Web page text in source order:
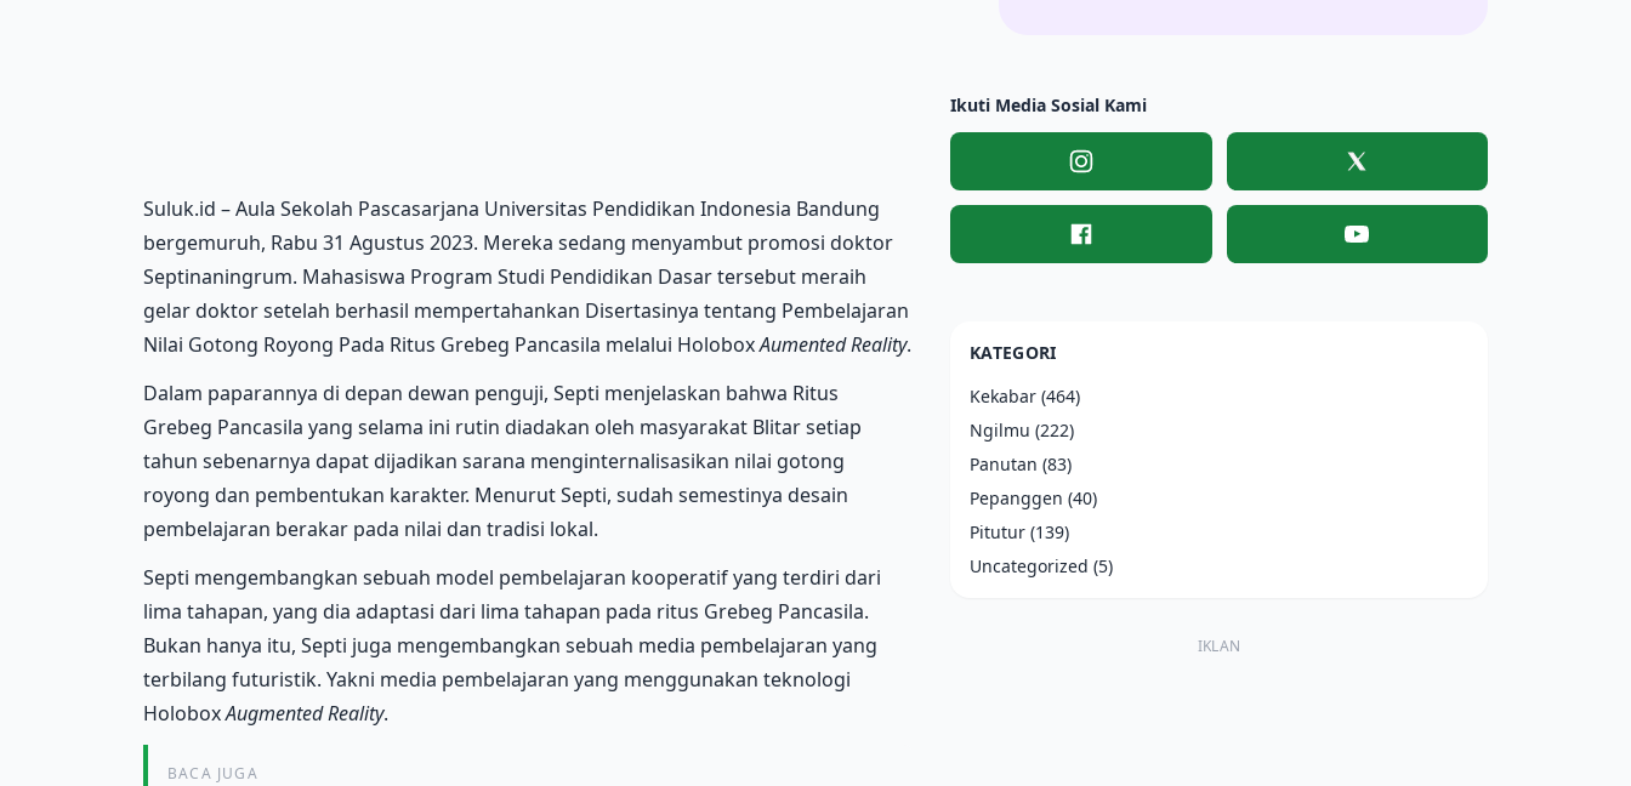
Suluk.id – Aula Sekolah Pascasarjana Universitas Pendidikan Indonesia Bandung
bergemuruh, Rabu 31 Agustus 2023. Mereka sedang menyambut promosi doktor
Septinaningrum. Mahasiswa Program Studi Pendidikan Dasar tersebut meraih
gelar doktor setelah berhasil mempertahankan Disertasinya tentang Pembelajaran
Nilai Gotong Royong Pada Ritus Grebeg Pancasila melalui HoloboxAumented Reality.
Dalam paparannya di depan dewan penguji, Septi menjelaskan bahwa Ritus
Grebeg Pancasila yang selama ini rutin diadakan oleh masyarakat Blitar setiap
tahun sebenarnya dapat dijadikan sarana menginternalisasikan nilai gotong
royong dan pembentukan karakter. Menurut Septi, sudah semestinya desain
pembelajaran berakar pada nilai dan tradisi lokal.
Septi mengembangkan sebuah model pembelajaran kooperatif yang terdiri dari
lima tahapan, yang dia adaptasi dari lima tahapan pada ritus Grebeg Pancasila.
Bukan hanya itu, Septi juga mengembangkan sebuah media pembelajaran yang
terbilang futuristik. Yakni media pembelajaran yang menggunakan teknologi
HoloboxAugmented Reality.
BACA JUGA
Ikuti Media Sosial Kami
Instagram X
Facebook YouTube
KATEGORI
Kekabar (464)
Ngilmu (222)
Panutan (83)
Pepanggen (40)
Pitutur (139)
Uncategorized (5)
IKLAN